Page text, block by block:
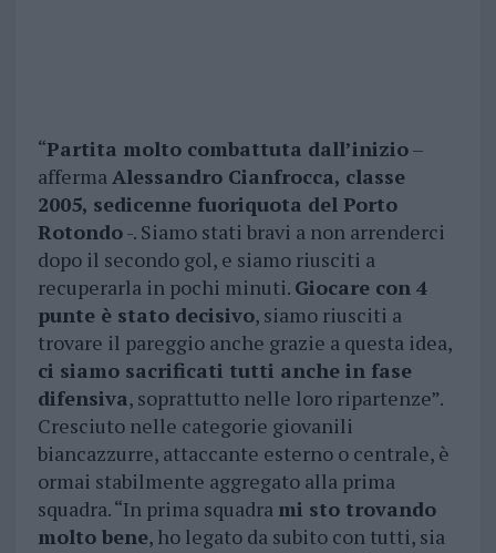
“Partita molto combattuta dall’inizio–
affermaAlessandro Cianfrocca, classe
2005, sedicenne fuoriquota del Porto
Rotondo-. Siamo stati bravi a non arrenderci
dopo il secondo gol, e siamo riusciti a
recuperarla in pochi minuti. Giocare con 4
punte è stato decisivo, siamo riusciti a
trovare il pareggio anche grazie a questa idea,
ci siamo sacrificati tutti anche in fase
difensiva, soprattutto nelle loro ripartenze”.
Cresciuto nelle categorie giovanili
biancazzurre, attaccante esterno o centrale, è
ormai stabilmente aggregato alla prima
squadra. “In prima squadra mi sto trovando
molto bene, ho legato da subito con tutti, sia